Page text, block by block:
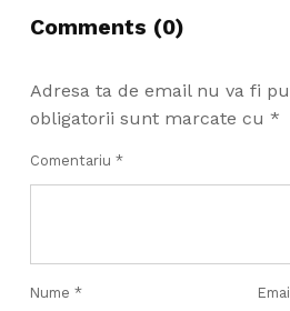
Comments (0)
Adresa ta de email nu va fi
obligatorii sunt marcate cu *
Comentariu *
Nume *